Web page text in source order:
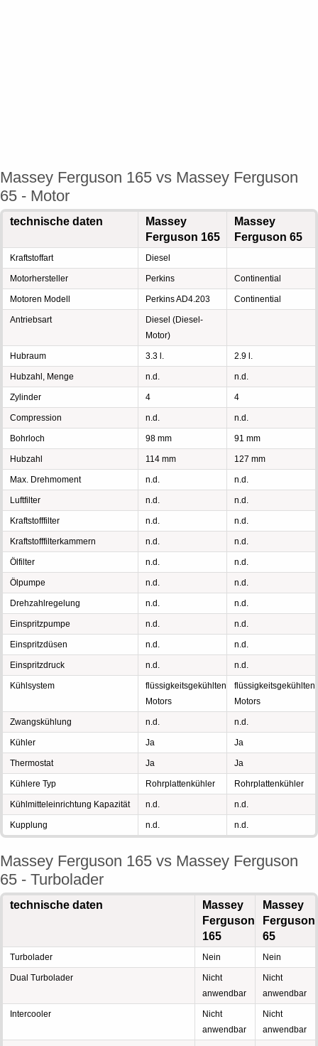
Massey Ferguson 165 vs Massey Ferguson
65 - Motor
technische daten
Massey
Ferguson 165
Massey
Ferguson 65
Kraftstoffart Diesel
Motorhersteller Perkins Continential
Motoren Modell Perkins AD4.203 Continential
Antriebsart
Diesel (Diesel-
Motor)
Hubraum 3.3 l. 2.9 l.
Hubzahl, Menge n.d. n.d.
Zylinder 4 4
Compression n.d. n.d.
Bohrloch 98 mm 91 mm
Hubzahl 114 mm 127 mm
Max. Drehmoment n.d. n.d.
Luftfilter n.d. n.d.
Kraftstofffilter n.d. n.d.
Kraftstofffilterkammern n.d. n.d.
Ölfilter n.d. n.d.
Ölpumpe n.d. n.d.
Drehzahlregelung n.d. n.d.
Einspritzpumpe n.d. n.d.
Einspritzdüsen n.d. n.d.
Einspritzdruck n.d. n.d.
Kühlsystem
flüssigkeitsgekühlten
Motors
flüssigkeitsgekühlten
Motors
Zwangskühlung n.d. n.d.
Kühler Ja Ja
Thermostat Ja Ja
Kühlere Typ Rohrplattenkühler Rohrplattenkühler
Kühlmitteleinrichtung Kapazität n.d. n.d.
Kupplung n.d. n.d.
Massey Ferguson 165 vs Massey Ferguson
65 - Turbolader
technische daten
Massey
Ferguson
165
Massey
Ferguson
65
Turbolader Nein Nein
Dual Turbolader
Nicht
anwendbar
Nicht
anwendbar
Intercooler
Nicht
anwendbar
Nicht
anwendbar